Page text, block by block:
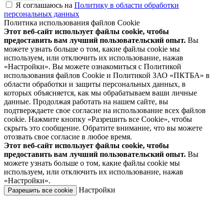
Я соглашаюсь на Политику в области обработки
персональных данных
Политика использования файлов Cookie
Этот веб-сайт использует файлы cookie, чтобы
предоставить вам лучший пользовательский опыт. Вы
можете узнать больше о том, какие файлы cookie мы
используем, или отключить их использование, нажав
«Настройки». Вы можете ознакомиться с Политикой
использования файлов Cookie и Политикой ЗАО «ПКТБА» в
области обработки и защиты персональных данных, в
которых объясняется, как мы обрабатываем ваши личные
данные. Продолжая работать на нашем сайте, вы
подтверждаете свое согласие на использование всех файлов
cookie. Нажмите кнопку «Разрешить все Cookie», чтобы
скрыть это сообщение. Обратите внимание, что вы можете
отозвать свое согласие в любое время.
Этот веб-сайт использует файлы cookie, чтобы
предоставить вам лучший пользовательский опыт. Вы
можете узнать больше о том, какие файлы cookie мы
используем, или отключить их использование, нажав
«Настройки».
Разрешить все cookie Настройки